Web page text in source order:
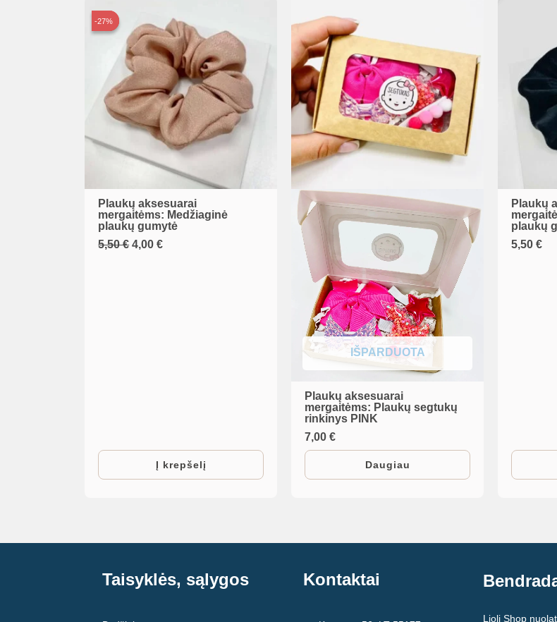
-27%
-27%
Plaukų aksesuarai
mergaitėms: Medžiaginė
plaukų gumytė
5,50€ Original
4,00€Current
Į krepšelį
IŠPARDUOTA
Plaukų aksesuarai
mergaitėms: Plaukų segtukų
rinkinys PINK
7,00€
Daugiau
Plaukų
plaukų
5,50€
Taisyklės, sąlygos Kontaktai
Lioli Shop